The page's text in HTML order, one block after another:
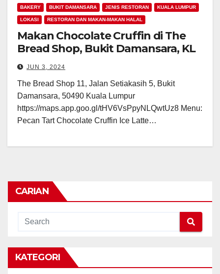
BAKERY BUKIT DAMANSARA JENIS RESTORAN KUALA LUMPUR
LOKASI RESTORAN DAN MAKAN-MAKAN HALAL
Makan Chocolate Cruffin di The
Bread Shop, Bukit Damansara, KL
JUN 3, 2024
The Bread Shop 11, Jalan Setiakasih 5, Bukit
Damansara, 50490 Kuala Lumpur
https://maps.app.goo.gl/tHV6VsPpyNLQwtUz8 Menu:
Pecan Tart Chocolate Cruffin Ice Latte…
CARIAN
KATEGORI